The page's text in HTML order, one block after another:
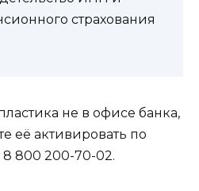
страхования
не в офисе банка,
её активировать по
8 800 200-70-02.